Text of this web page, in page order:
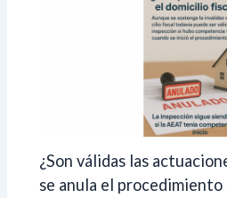
¿Son válidas las
se anula el